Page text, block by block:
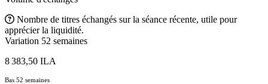
Nombre de titres échangés sur la séance récente, utile pour
apprécier la liquidité.
Variation 52 semaines
8 383,50 ILA
Bas 52 semaines